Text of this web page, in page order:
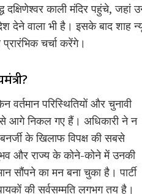
काली मंदिर पहुंचे, जहां
देने वाला भी है। इसके बाद शाह
चर्चा करेंगे।
परिस्थितियों और चुनावी
आगे निकल गए हैं। अधिकारी ने न
के खिलाफ विपक्ष की सबसे
और राज्य के कोने-कोने में उनकी
सौंपने का मन बना चुका है। पार्टी
की सर्वसम्मति लगभग तय है।